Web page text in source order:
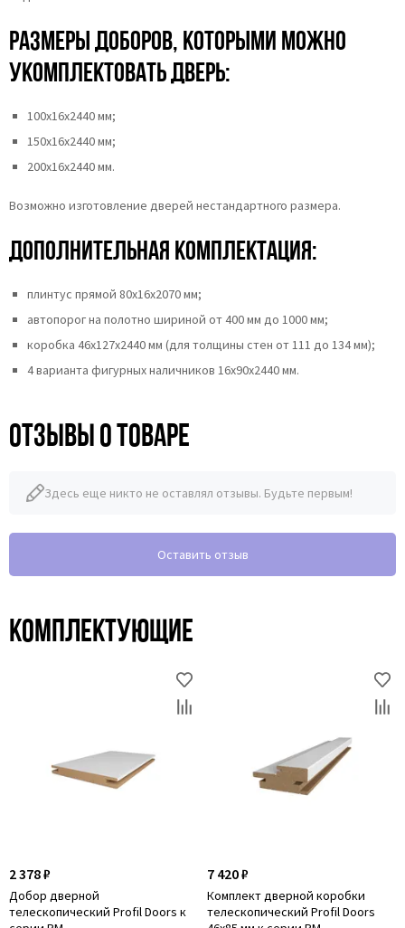
Размеры доборов, которыми можно
укомплектовать дверь:
100х16х2440 мм;
150х16х2440 мм;
200х16х2440 мм.
Возможно изготовление дверей нестандартного размера.
Дополнительная комплектация:
плинтус прямой 80х16х2070 мм;
автопорог на полотно шириной от 400 мм до 1000 мм;
коробка 46x127x2440 мм (для толщины стен от 111 до 134 мм);
4 варианта фигурных наличников 16х90х2440 мм.
Отзывы о товаре
Здесь еще никто не оставлял отзывы. Будьте первым!
Оставить отзыв
Комплектующие
2 378 ₽
Добор дверной
телескопический Profil Doors к
7 420 ₽
Комплект дверной коробки
телескопический Profil Doors